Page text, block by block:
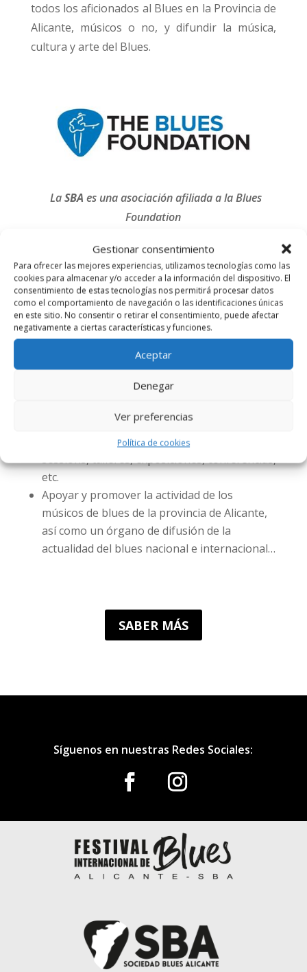
Gestionar consentimiento
Para ofrecer las mejores experiencias, utilizamos tecnologías como las
cookies para almacenar y/o acceder a la información del dispositivo. El
consentimiento de estas tecnologías nos permitirá procesar datos
como el comportamiento de navegación o las identificaciones únicas
en este sitio. No consentir o retirar el consentimiento, puede afectar
negativamente a ciertas características y funciones.
Aceptar
Denegar
Ver preferencias
Política de cookies
todos los aficionados al Blues en la Provincia de
Alicante, músicos o no, y difundir la música,
cultura y arte del Blues.
LaSBA es una asociación afiliada a la Blues
Foundation
Constituyen los fines de la Asociación:
Sensibilizar a la población acerca de este tipo
de música que es el origen de la música
moderna, acercándolo al público y a la
sociedad en general.
Promover el blues en la provincia,
música en vivo y colaborando en la
organización de actuaciones en directo, jam
sessions, talleres, exposiciones, conferencias,
etc.
Apoyar y promover la actividad de los
músicos de blues de la provincia de Alicante,
así como un órgano de difusión de la
actualidad del blues nacional e internacional…
SABER MÁS
Síguenos en nuestras Redes Sociales: